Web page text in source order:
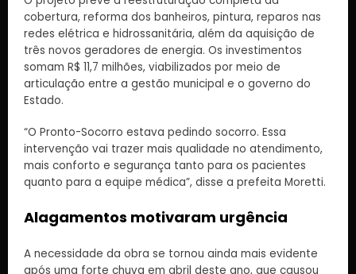
cobertura, reforma dos banheiros, pintura, reparos nas
redes elétrica e hidrossanitária, além da aquisição de
três novos geradores de energia. Os investimentos
somam R$ 11,7 milhões, viabilizados por meio de
articulação entre a gestão municipal e o governo do
Estado.
“O Pronto-Socorro estava pedindo socorro. Essa
intervenção vai trazer mais qualidade no atendimento,
mais conforto e segurança tanto para os pacientes
quanto para a equipe médica”, disse a prefeita Moretti.
Alagamentos motivaram urgência
A necessidade da obra se tornou ainda mais evidente
após uma forte chuva em abril deste ano, que causou